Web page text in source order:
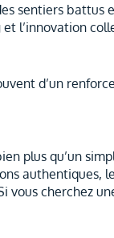
sentiers battus
l’innovation
d’un
plus qu’un
authentiques,
vous cherchez